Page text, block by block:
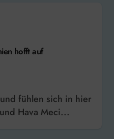
hofft auf
Hava Meci...